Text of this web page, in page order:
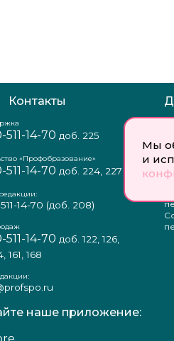
Мы
и
Контакты
14-70 доб. 225
«Профобразование»
14-70 доб. 224, 227
14-70 (доб. 208)
14-70 доб. 122, 126,
161, 168
наше приложение: